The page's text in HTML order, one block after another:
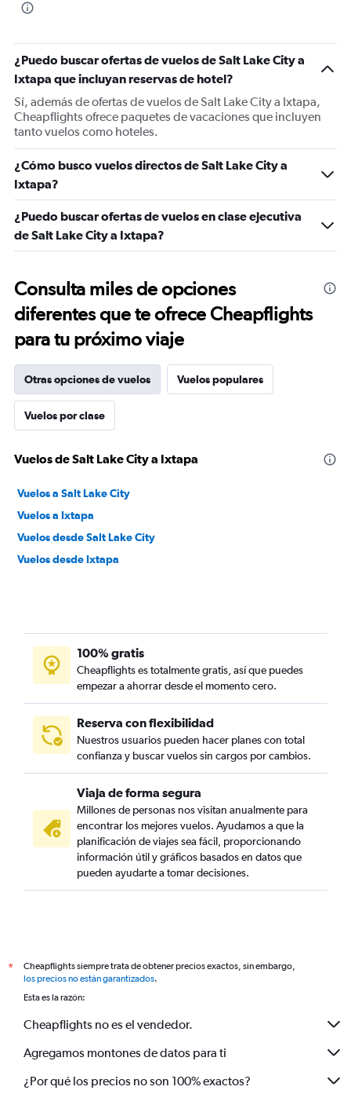
¿Puedo buscar ofertas de vuelos de Salt Lake City a
Ixtapa que incluyan reservas de hotel?
Sí, además de ofertas de vuelos de Salt Lake City a Ixtapa,
Cheapflights ofrece paquetes de vacaciones que incluyen
tanto vuelos como hoteles.
¿Cómo busco vuelos directos de Salt Lake City a
Ixtapa?
¿Puedo buscar ofertas de vuelos en clase ejecutiva
de Salt Lake City a Ixtapa?
Consulta miles de opciones
diferentes que te ofrece Cheapflights
para tu próximo viaje
Otras opciones de vuelos Vuelos populares
Vuelos por clase
Vuelos de Salt Lake City a Ixtapa
Vuelos a Salt Lake City
Vuelos a Ixtapa
Vuelos desde Salt Lake City
Vuelos desde Ixtapa
100% gratis
Cheapflights es totalmente gratis, así que puedes
empezar a ahorrar desde el momento cero.
Reserva con flexibilidad
Nuestros usuarios pueden hacer planes con total
confianza y buscar vuelos sin cargos por cambios.
Viaja de forma segura
Millones de personas nos visitan anualmente para
encontrar los mejores vuelos. Ayudamos a que la
planificación de viajes sea fácil, proporcionando
información útil y gráficos basados en datos que
pueden ayudarte a tomar decisiones.
*
Cheapflights siempre trata de obtener precios exactos, sin embargo,
los precios no están garantizados.
Esta es la razón:
Cheapflights no es el vendedor.
Agregamos montones de datos para ti
¿Por qué los precios no son 100% exactos?